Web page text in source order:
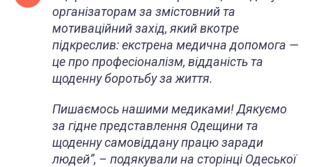
організаторам за змістовний та
мотиваційний захід, який вкотре
підкреслив: екстрена медична допомога —
це про професіоналізм, відданість та
щоденну боротьбу за життя.
Пишаємось нашими медиками! Дякуємо
за гідне представлення Одещини та
щоденну самовіддану працю заради
людей”, – подякували на сторінці Одеської